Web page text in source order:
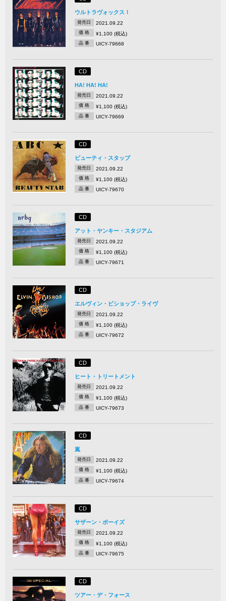
ウルトラヴォックス！
発売日 2021.09.22
価 格 ¥1,100 (税込)
品 番 UICY-79668
CD
HA! HA! HA!
発売日 2021.09.22
価 格 ¥1,100 (税込)
品 番 UICY-79669
CD
ビューティ・スタッブ
発売日 2021.09.22
価 格 ¥1,100 (税込)
品 番 UICY-79670
CD
アット・ヤンキー・スタジアム
発売日 2021.09.22
価 格 ¥1,100 (税込)
品 番 UICY-79671
CD
エルヴィン・ビショップ・ライヴ
発売日 2021.09.22
価 格 ¥1,100 (税込)
品 番 UICY-79672
CD
ヒート・トリートメント
発売日 2021.09.22
価 格 ¥1,100 (税込)
品 番 UICY-79673
CD
嵐
発売日 2021.09.22
価 格 ¥1,100 (税込)
品 番 UICY-79674
CD
サザーン・ボーイズ
発売日 2021.09.22
価 格 ¥1,100 (税込)
品 番 UICY-79675
CD
ツアー・デ・フォース